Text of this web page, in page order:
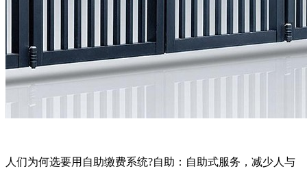
人们为何选要用自助缴费系统?自助：自助式服务，减少人与